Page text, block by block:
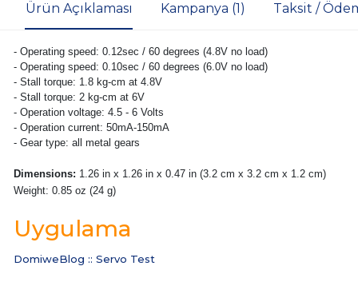
Ürün Açıklaması Kampanya (1) Taksit /
- Operating speed: 0.12sec / 60 degrees (4.8V no load)
- Operating speed: 0.10sec / 60 degrees (6.0V no load)
- Stall torque: 1.8 kg-cm at 4.8V
- Stall torque: 2 kg-cm at 6V
- Operation voltage: 4.5 - 6 Volts
- Operation current: 50mA-150mA
- Gear type: all metal gears
Dimensions: 1.26 in x 1.26 in x 0.47 in (3.2 cm x 3.2 cm x 1.2 cm)
Weight: 0.85 oz (24 g)
Uygulama
DomiweBlog :: Servo Test